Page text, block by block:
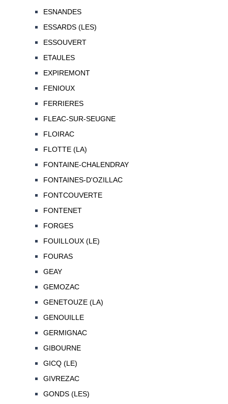
ESNANDES
ESSARDS (LES)
ESSOUVERT
ETAULES
EXPIREMONT
FENIOUX
FERRIERES
FLEAC-SUR-SEUGNE
FLOIRAC
FLOTTE (LA)
FONTAINE-CHALENDRAY
FONTAINES-D'OZILLAC
FONTCOUVERTE
FONTENET
FORGES
FOUILLOUX (LE)
FOURAS
GEAY
GEMOZAC
GENETOUZE (LA)
GENOUILLE
GERMIGNAC
GIBOURNE
GICQ (LE)
GIVREZAC
GONDS (LES)